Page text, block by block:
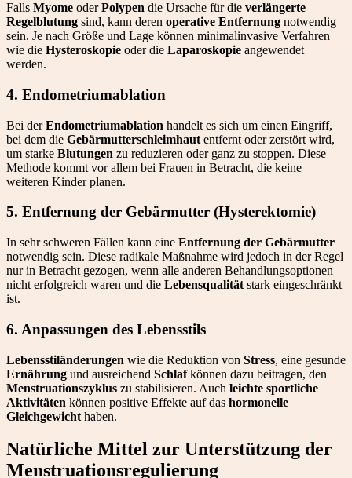
Falls Myome oderPolypen die Ursache für die verlängerte
Regelblutung sind, kann deren operative Entfernung notwendig
sein. Je nach Größe und Lage können minimalinvasive Verfahren
wie die Hysteroskopie oder die Laparoskopie angewendet
werden.
4. Endometriumablation
Bei derEndometriumablation handelt es sich um einen Eingriff,
bei dem die Gebärmutterschleimhaut entfernt oder zerstört wird,
um starke Blutungen zu reduzieren oder ganz zu stoppen. Diese
Methode kommt vor allem bei Frauen in Betracht, die keine
weiteren Kinder planen.
5. Entfernung der Gebärmutter (Hysterektomie)
In sehr schweren Fällen kann eine Entfernung der Gebärmutter
notwendig sein. Diese radikale Maßnahme wird jedoch in der Regel
nur in Betracht gezogen, wenn alle anderen Behandlungsoptionen
nicht erfolgreich waren und die Lebensqualität stark eingeschränkt
ist.
6. Anpassungen des Lebensstils
Lebensstiländerungen wie die Reduktion von Stress, eine gesunde
Ernährung und ausreichend Schlafkönnen dazu beitragen, den
Menstruationszyklus zu stabilisieren. Auch leichte sportliche
Aktivitäten können positive Effekte auf das hormonelle
Gleichgewicht haben.
Natürliche Mittel zur Unterstützung der
Menstruationsregulierung